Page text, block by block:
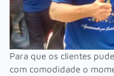
Para que os clientes
com comodidade o